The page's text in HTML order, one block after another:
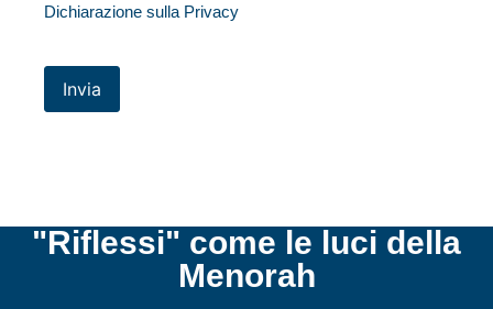
Dichiarazione sulla Privacy
Invia
"Riflessi" come le luci della
Menorah